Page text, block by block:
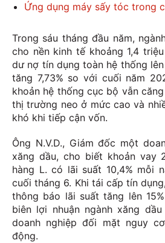
Ứng dụng máy sấy tóc trong
Trong sáu tháng đầu năm,
cho nền kinh tế khoảng 1,4
dư nợ tín dụng toàn hệ thống
tăng 7,73% so với cuối năm
khoản hệ thống cục bộ vẫn
thị trường neo ở mức cao và
khó khi tiếp cận vốn.
Ông N.V.D., Giám đốc một
xăng dầu, cho biết khoản vay
hàng L. có lãi suất 10,4% mỗi
cuối tháng 6. Khi tái cấp tín
thông báo lãi suất tăng lên
biên lợi nhuận ngành xăng
doanh nghiệp đối mặt nguy
động.